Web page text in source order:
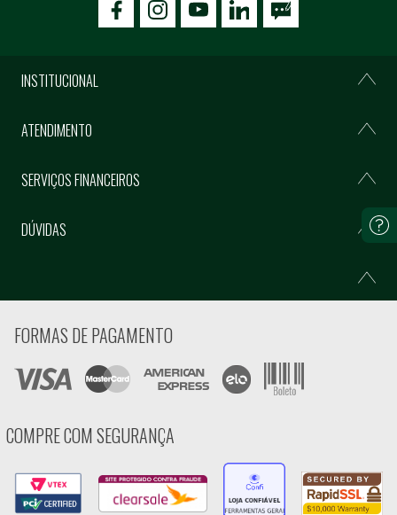
icon-facebookicon-social02icon-social03
INSTITUCIONAL
ATENDIMENTO
SERVIÇOS FINANCEIROS
DÚVIDAS
FORMAS DE PAGAMENTO
COMPRE COM SEGURANÇA